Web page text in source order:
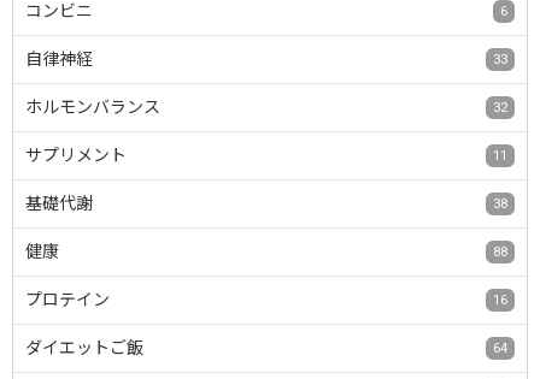
コンビニ 6
自律神経 33
ホルモンバランス 32
サプリメント 11
基礎代謝 38
健康 88
プロテイン 16
ダイエットご飯 64